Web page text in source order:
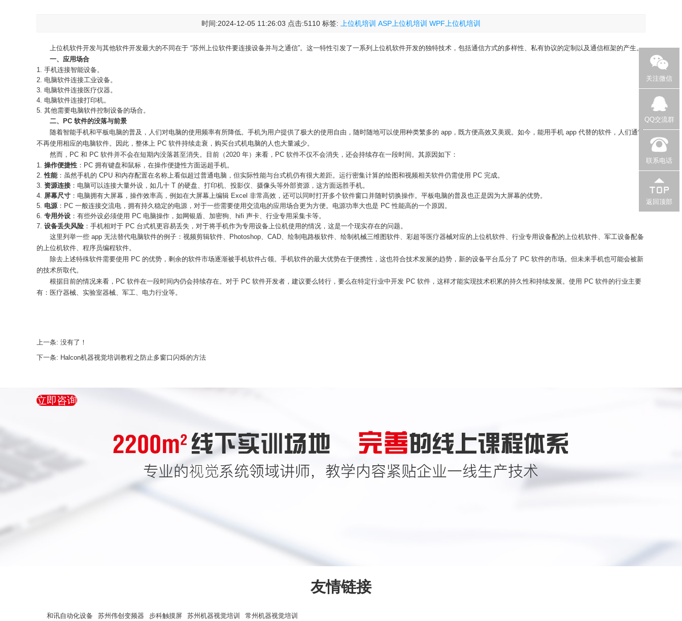
时间:2024-12-05 11:26:03 点击:5110 标签: 上位机培训 ASP上位机培训 WPF上位机培训
上位机软件开发与其他软件开发最大的不同在于 “苏州上位软件要连接设备并与之通信”。这一特性引发了一系列上位机软件开发的独特技术，包括通信方式的多样性、私有协议的定制以及通信框架的产生。
一、应用场合
手机连接智能设备。
电脑软件连接工业设备。
电脑软件连接医疗仪器。
电脑软件连接打印机。
其他需要电脑软件控制设备的场合。
二、PC 软件的没落与前景
随着智能手机和平板电脑的普及，人们对电脑的使用频率有所降低。手机为用户提供了极大的使用自由，随时随地可以使用种类繁多的 app，既方便高效又美观。如今，能用手机 app 代替的软件，人们通常
不再使用相应的电脑软件。因此，整体上 PC 软件持续走衰，购买台式机电脑的人也大量减少。
然而，PC 和 PC 软件并不会在短期内没落甚至消失。目前（2020 年）来看，PC 软件不仅不会消失，还会持续存在一段时间。其原因如下：
操作便捷性 ：PC 拥有键盘和鼠标，在操作便捷性方面远超手机。
性能 ：虽然手机的 CPU 和内存配置在名称上看似超过普通电脑，但实际性能与台式机仍有很大差距。运行密集计算的绘图和视频相关软件仍需使用 PC 完成。
资源连接 ：电脑可以连接大量外设，如几十 T 的硬盘、打印机、投影仪、摄像头等外部资源，这方面远胜手机。
屏幕尺寸 ：电脑拥有大屏幕，操作效率高，例如在大屏幕上编辑 Excel 非常高效，还可以同时打开多个软件窗口并随时切换操作。平板电脑的普及也正是因为大屏幕的优势。
电源：PC 一般连接交流电，拥有持久稳定的电源，对于一些需要使用交流电的应用场合更为方便。电源功率大也是 PC 性能高的一个原因。
专用外设 ：有些外设必须使用 PC 电脑操作，如网银盾、加密狗、hifi 声卡、行业专用采集卡等。
设备丢失风险 ：手机相对于 PC 台式机更容易丢失，对于将手机作为专用设备上位机使用的情况，这是一个现实存在的问题。
这里列举一些 app 无法替代电脑软件的例子：视频剪辑软件、Photoshop、CAD、绘制电路板软件、绘制机械三维图软件、彩超等医疗器械对应的上位机软件、行业专用设备配的上位机软件、军工设备配备
的上位机软件、程序员编程软件。
除去上述特殊软件需要使用 PC 的优势，剩余的软件市场逐渐被手机软件占领。手机软件的最大优势在于便携性，这也符合技术发展的趋势，新的设备平台瓜分了 PC 软件的市场。但未来手机也可能会被新
的技术所取代。
根据目前的情况来看，PC 软件在一段时间内仍会持续存在。对于 PC 软件开发者，建议要么转行，要么在特定行业中开发 PC 软件，这样才能实现技术积累的持久性和持续发展。使用 PC 软件的行业主要
有：医疗器械、实验室器械、军工、电力行业等。
上一条: 没有了！
下一条: Halcon机器视觉培训教程之防止多窗口闪烁的方法
立即咨询
友情链接
和讯自动化设备 苏州伟创变频器 步科触摸屏 苏州机器视觉培训 常州机器视觉培训
关注微信
QQ交流群
联系电话
返回顶部